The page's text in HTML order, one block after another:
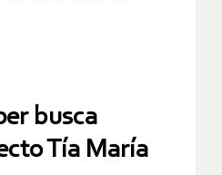
busca
Tía María